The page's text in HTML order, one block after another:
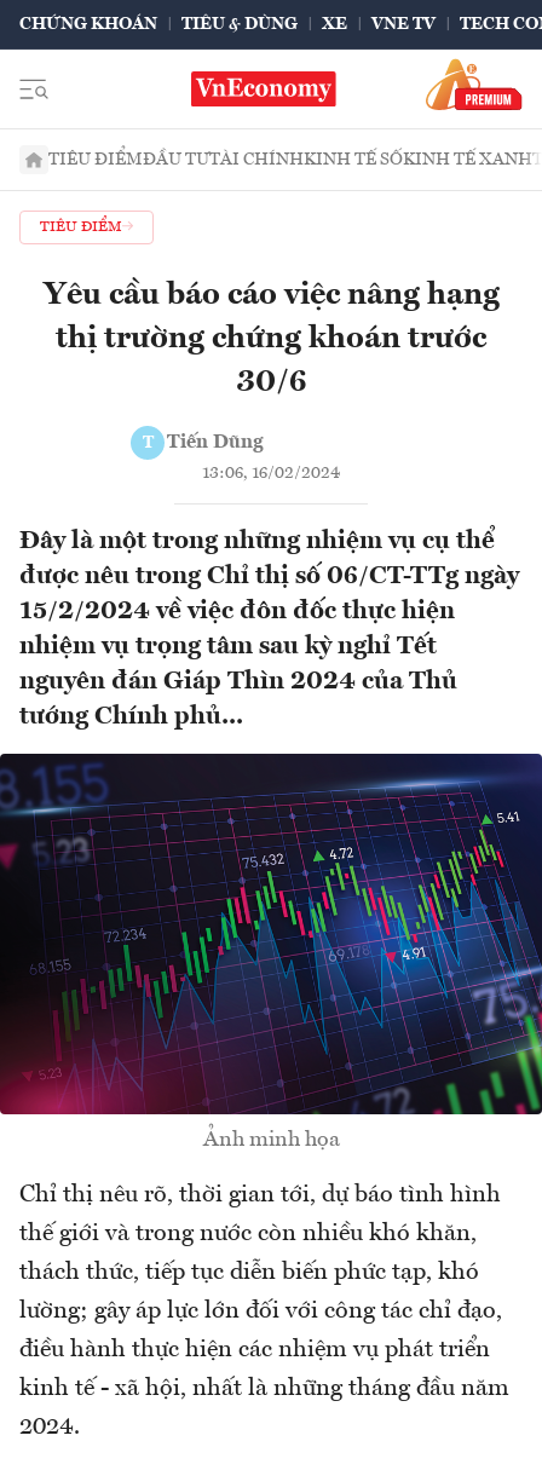
CHỨNG KHOÁN TIÊU & DÙNG XE VNE TV TECH
TIÊU ĐIỂMĐẦU TƯTÀI CHÍNHKINH TẾ SỐKINH TẾ XANH
TIÊU ĐIỂM
Yêu cầu báo cáo việc nâng hạng
thị trường chứng khoán trước
30/6
T Tiến Dũng
13:06, 16/02/2024
Đây là một trong những nhiệm vụ cụ thể
được nêu trong Chỉ thị số 06/CT-TTg ngày
15/2/2024 về việc đôn đốc thực hiện
nhiệm vụ trọng tâm sau kỳ nghỉ Tết
nguyên đán Giáp Thìn 2024 của Thủ
tướng Chính phủ...
Ảnh minh họa
Chỉ thị nêu rõ, thời gian tới, dự báo tình hình
thế giới và trong nước còn nhiều khó khăn,
thách thức, tiếp tục diễn biến phức tạp, khó
lường; gây áp lực lớn đối với công tác chỉ đạo,
điều hành thực hiện các nhiệm vụ phát triển
kinh tế - xã hội, nhất là những tháng đầu năm
2024.